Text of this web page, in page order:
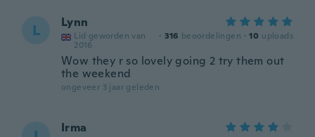
L Lynn
Lid geworden van
2016
· 316 beoordelingen · 10 uploads
Wow they r so lovely going 2 try them out
the weekend
ongeveer 3 jaar geleden
Irma